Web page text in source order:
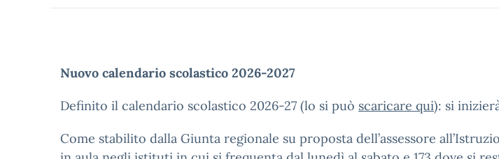
Nuovo calendario scolastico 2026-2027
Definito il calendario scolastico 2026-27 (lo si può scaricare qui): si
Come stabilito dalla Giunta regionale su proposta dell’assessore